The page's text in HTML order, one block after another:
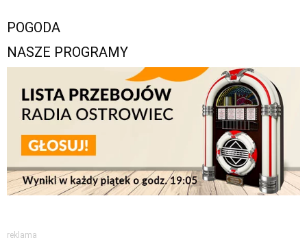
POGODA
NASZE PROGRAMY
reklama